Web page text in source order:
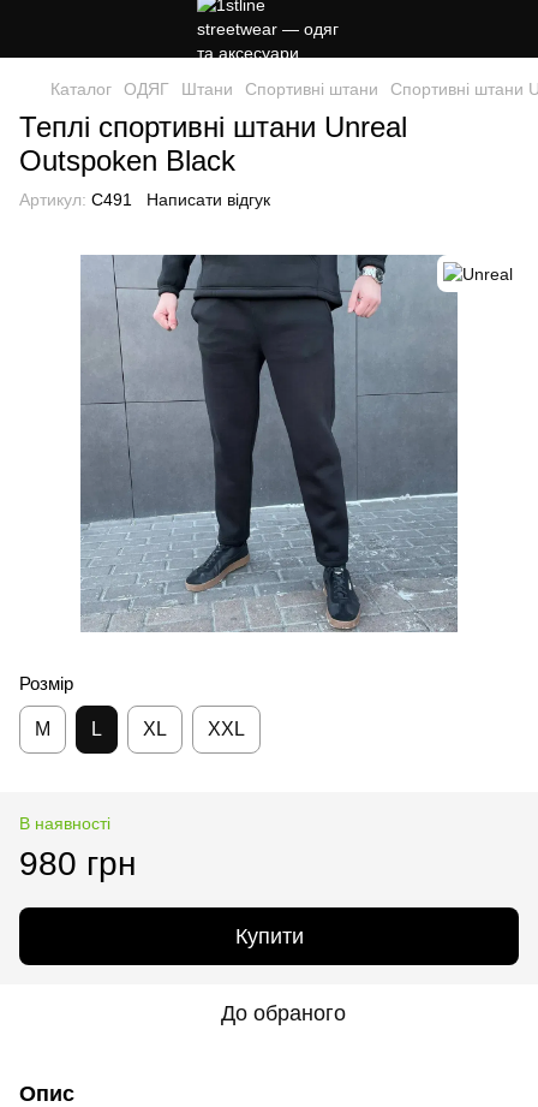
Каталог ОДЯГ Штани Спортивні штани Спортивні штани
Теплі спортивні штани Unreal
Outspoken Black
Артикул: C491 Написати відгук
Розмір
M L XL XXL
В наявності
980 грн
Купити
До обраного
Опис